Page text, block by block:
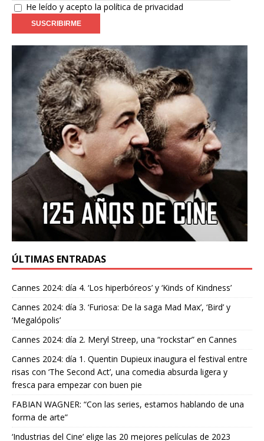
He leído y acepto la política de privacidad
ÚLTIMAS ENTRADAS
Cannes 2024: día 4. ‘Los hiperbóreos’ y ‘Kinds of Kindness’
Cannes 2024: día 3. ‘Furiosa: De la saga Mad Max’, ‘Bird’ y
‘Megalópolis’
Cannes 2024: día 2. Meryl Streep, una “rockstar” en Cannes
Cannes 2024: día 1. Quentin Dupieux inaugura el festival entre
risas con ‘The Second Act’, una comedia absurda ligera y
fresca para empezar con buen pie
FABIAN WAGNER: “Con las series, estamos hablando de una
forma de arte”
‘Industrias del Cine’ elige las 20 mejores películas de 2023